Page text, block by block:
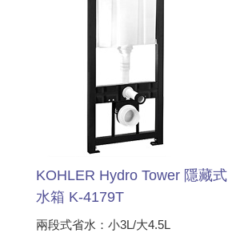
KOHLER Hydro Tower 隱藏式
水箱 K-4179T
兩段式省水：小3L/大4.5L